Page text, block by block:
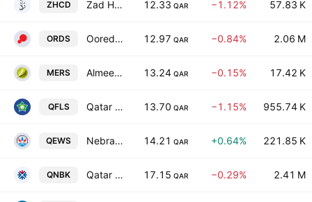
ZHCD Zad Holding Co. 12.33 QAR −1.12% 57.83 K
ORDS Ooredoo Q.P.S.C 12.97 QAR −0.84% 2.06 M
MERS Almeera Consumer Goods Co. QSC 13.24 QAR −0.15% 17.42 K
QFLS Qatar Fuel-Woqod QSC 13.70 QAR −1.15% 955.74 K
QEWS Nebras Energy 14.21 QAR +0.64% 221.85 K
QNBK Qatar National Bank QPSC 17.15 QAR −0.29% 2.41 M